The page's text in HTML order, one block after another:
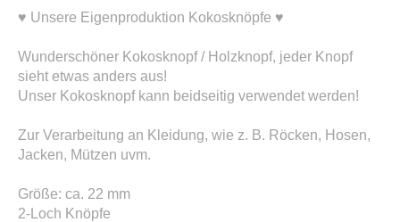
♥ Unsere Eigenproduktion Kokosknöpfe ♥
Wunderschöner Kokosknopf / Holzknopf, jeder Knopf
sieht etwas anders aus!
Unser Kokosknopf kann beidseitig verwendet werden!
Zur Verarbeitung an Kleidung, wie z. B. Röcken, Hosen,
Jacken, Mützen uvm.
Größe: ca. 22 mm
2-Loch Knöpfe